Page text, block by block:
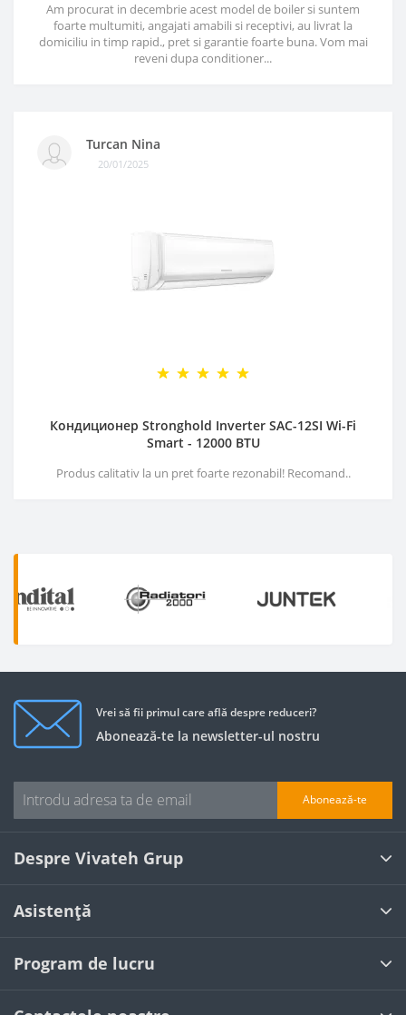
Am procurat in decembrie acest model de boiler si suntem
foarte multumiti, angajati amabili si receptivi, au livrat la
domiciliu in timp rapid., pret si garantie foarte buna. Vom mai
reveni dupa conditioner...
Turcan Nina
20/01/2025
Кондиционер Stronghold Inverter SAC-12SI Wi-Fi
Smart - 12000 BTU
Produs calitativ la un pret foarte rezonabil! Recomand..
Vrei să fii primul care află despre reduceri?
Abonează-te la newsletter-ul nostru
Abonează-te
Despre Vivateh Grup
Asistență
Program de lucru